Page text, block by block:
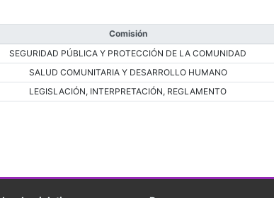
Comisión
SEGURIDAD PÚBLICA Y PROTECCIÓN DE LA COMUNIDAD
SALUD COMUNITARIA Y DESARROLLO HUMANO
LEGISLACIÓN, INTERPRETACIÓN, REGLAMENTO